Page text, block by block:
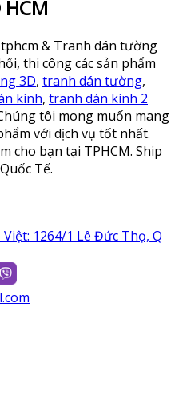
& Tranh dán tường
thi công các sản phẩm
3D, tranh dán tường,
kính, tranh dán kính 2
tôi mong muốn mang
với dịch vụ tốt nhất.
cho bạn tại TPHCM. Ship
Tế.
1264/1 Lê Đức Thọ, Q